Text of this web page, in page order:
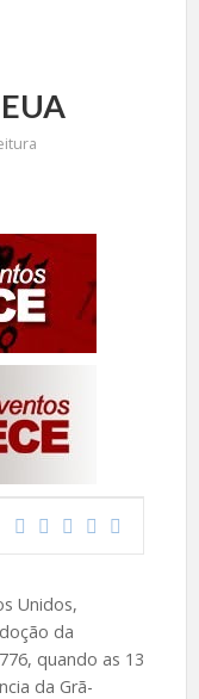
Unidos,
da
quando as 13
da Grã-